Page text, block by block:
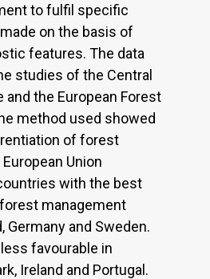
to fulfil specific
on the basis of
features. The data
studies of the Central
and the European Forest
method used showed
of forest
Union
with the best
management
Germany and Sweden.
favourable in
Ireland and Portugal.